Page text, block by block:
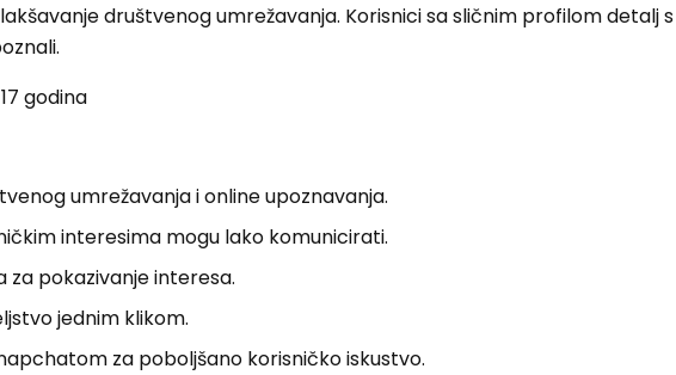
društvenog umrežavanja. Korisnici sa sličnim profilom detalj
godina
umrežavanja i online upoznavanja.
interesima mogu lako komunicirati.
za pokazivanje interesa.
jednim klikom.
za poboljšano korisničko iskustvo.